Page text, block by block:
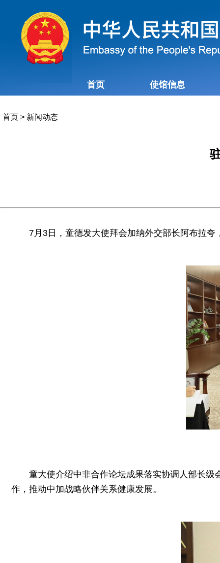
首页 使馆信息
首页 > 新闻动态
7月3日，童德发大使拜会加纳外交部长阿布拉夸
童大使介绍中非合作论坛成果落实协调人部长级
作，推动中加战略伙伴关系健康发展。